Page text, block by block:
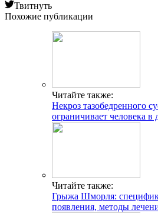
Твитнуть
Похожие публикации
Читайте также:
Некроз тазобедренного
ограничивает человека
Читайте также:
Грыжа Шморля:
появления, методы